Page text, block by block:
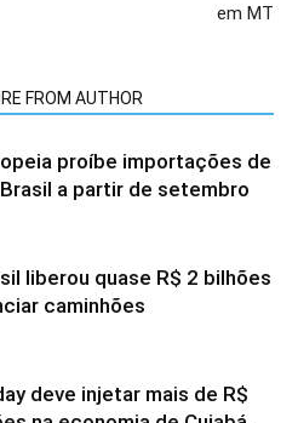
em MT
FROM AUTHOR
proíbe importações de
a partir de setembro
liberou quase R$ 2 bilhões
caminhões
deve injetar mais de R$